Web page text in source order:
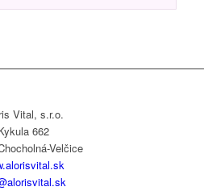
Vital, s.r.o.
662
Velčice